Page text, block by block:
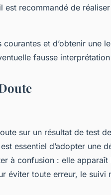
est recommandé de
courantes et d’obtenir une
fausse
sur un résultat de test de
essentiel d’adopter une
à confusion : elle apparaît
éviter toute erreur, le suivi